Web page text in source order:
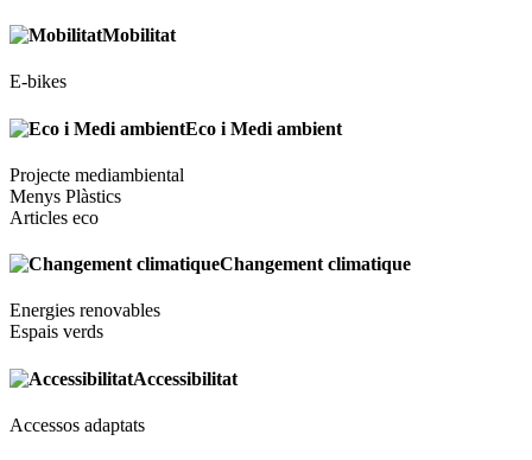
Mobilitat
E-bikes
Eco i Medi ambient
Projecte mediambiental
Menys Plàstics
Articles eco
Changement climatique
Energies renovables
Espais verds
Accessibilitat
Accessos adaptats